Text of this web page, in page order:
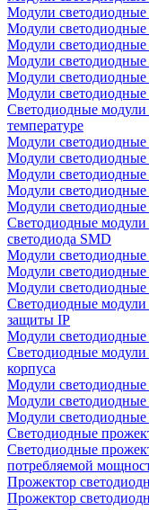
Модули
Модули
Модули
Модули
Модули
Модули
Светодиодные модули
температуре
Модули
Модули
Модули
Модули
Модули
Светодиодные
светодиода SMD
Модули
Модули
Модули
Светодиодные модули
защиты IP
Модули светодиодные
Светодиодные
корпуса
Модули светодиодные
Модули светодиодные
Модули светодиодные
Светодиодные
Светодиодные
потребляемой
Прожектор
Прожектор